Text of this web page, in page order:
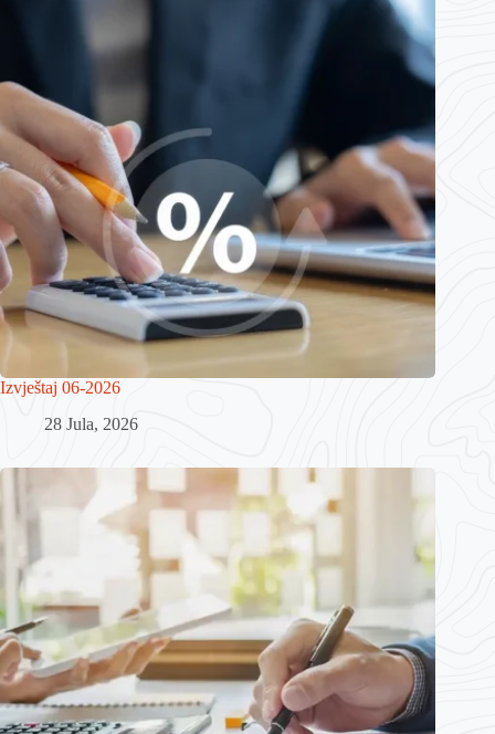
Izvještaj 06-2026
28 Jula, 2026